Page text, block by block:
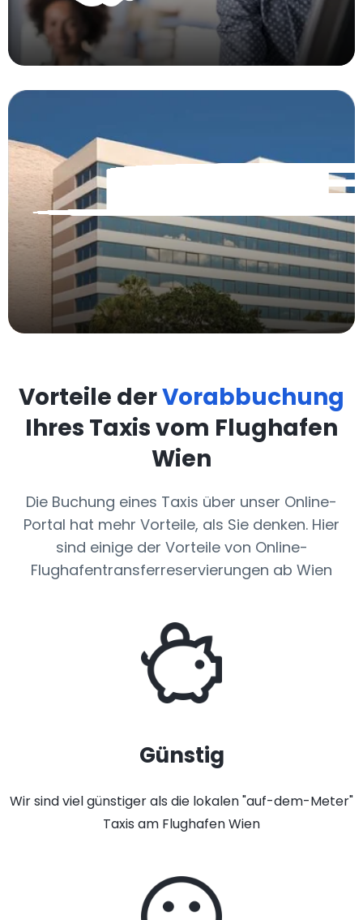
Vorteile derVorabbuchung
Ihres Taxis vom Flughafen
Wien
Die Buchung eines Taxis über unser Online-
Portal hat mehr Vorteile, als Sie denken. Hier
sind einige der Vorteile von Online-
Flughafentransferreservierungen ab Wien
Günstig
Wir sind viel günstiger als die lokalen "auf-dem-Meter"
Taxis am Flughafen Wien